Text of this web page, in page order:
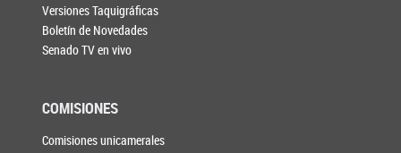
Versiones Taquigráficas
Boletín de Novedades
Senado TV en vivo
COMISIONES
Comisiones unicamerales